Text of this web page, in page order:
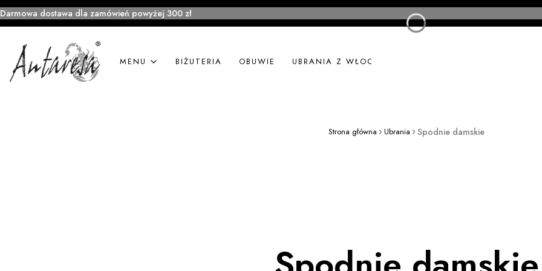
Darmowa dostawa dla zamówień powyżej 300 zł
MENU BIŻUTERIA OBUWIE UBRANIA Z WŁOCH
Strona główna Ubrania Spodnie damskie